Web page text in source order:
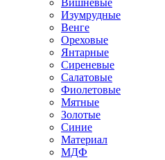
Вишневые
Изумрудные
Венге
Ореховые
Янтарные
Сиреневые
Салатовые
Фиолетовые
Мятные
Золотые
Синие
Материал
МДФ